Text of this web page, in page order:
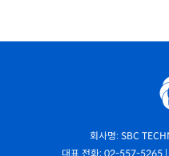
회사명: SBC
대표 전화: 02-557-5265